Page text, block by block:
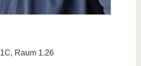
Raum 1.26